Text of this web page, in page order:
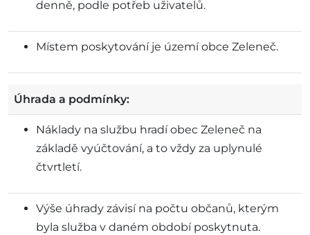
denně, podle potřeb uživatelů.
Místem poskytování je území obce Zeleneč.
Úhrada a podmínky:
Náklady na službu hradí obec Zeleneč na
základě vyúčtování, a to vždy za uplynulé
čtvrtletí.
Výše úhrady závisí na počtu občanů, kterým
byla služba v daném období poskytnuta.